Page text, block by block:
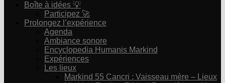
Boîte à idées 💡
Participez 🚀
Prolongez l’expérience
Agenda
Ambiance sonore
Encyclopedia Humanis Markind
Expériences
Les lieux
Markind 55 Cancri : Vaisseau mère – Lieux